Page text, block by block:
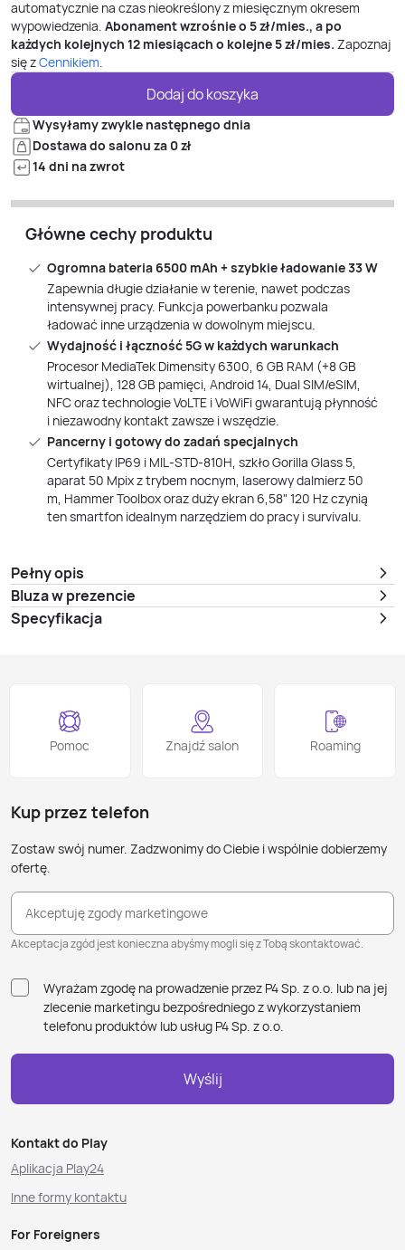
automatycznie na czas nieokreślony z miesięcznym okresem
wypowiedzenia. Abonament wzrośnie o 5zł/mies., a po
każdych kolejnych 12 miesiącach o kolejne5zł/mies. Zapoznaj
się zCennikiem.
Dodaj do koszyka
Wysyłamy zwykle następnego dnia
Dostawa do salonu za 0 zł
14 dni na zwrot
Główne cechy produktu
Ogromna bateria 6500 mAh + szybkie ładowanie 33 W
Zapewnia długie działanie w terenie, nawet podczas
intensywnej pracy. Funkcja powerbanku pozwala
ładować inne urządzenia w dowolnym miejscu.
Wydajność i łączność 5G w każdych warunkach
Procesor MediaTek Dimensity 6300, 6 GB RAM (+8 GB
wirtualnej), 128 GB pamięci, Android 14, Dual SIM/eSIM,
NFC oraz technologie VoLTE i VoWiFi gwarantują płynność
i niezawodny kontakt zawsze i wszędzie.
Pancerny i gotowy do zadań specjalnych
Certyfikaty IP69 i MIL‑STD‑810H, szkło Gorilla Glass 5,
aparat 50 Mpix z trybem nocnym, laserowy dalmierz 50
m, Hammer Toolbox oraz duży ekran 6,58" 120 Hz czynią
ten smartfon idealnym narzędziem do pracy i survivalu.
Pełny opis
Bluza w prezencie
Specyfikacja
Pomoc Znajdź salon Roaming
Kup przez telefon
Zostaw swój numer. Zadzwonimy do Ciebie i wspólnie dobierzemy
ofertę.
Akceptuję zgody marketingowe
Akceptacja zgód jest konieczna abyśmy mogli się z Tobą skontaktować.
Wyrażam zgodę na prowadzenie przez P4 Sp. z o.o. lub na jej
zlecenie marketingu bezpośredniego z wykorzystaniem
telefonu produktów lub usług P4 Sp. z o.o.
Wyślij
Kontakt do Play
Aplikacja Play24
Inne formy kontaktu
For Foreigners